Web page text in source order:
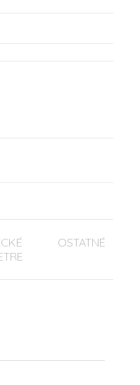
OSTATNÉ